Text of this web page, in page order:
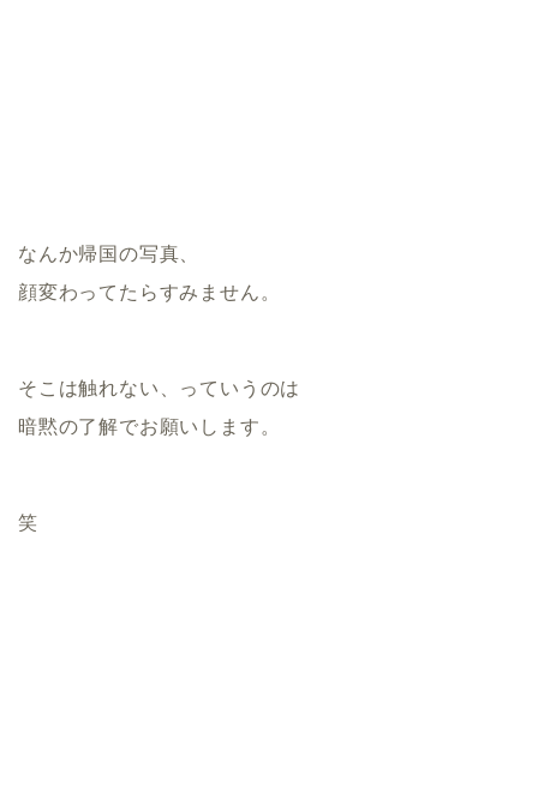
なんか帰国の写真、
顔変わってたらすみません。
そこは触れない、っていうのは
暗黙の了解でお願いします。
笑